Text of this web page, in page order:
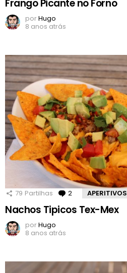
Frango Picante no Forno
porHugo
8 anos atrás
79 Partilhas 2 Comentários
APERITIVOS
Nachos Tipicos Tex-Mex
porHugo
8 anos atrás